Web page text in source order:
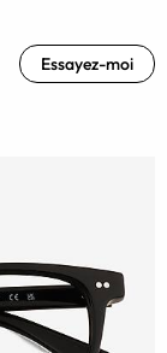
Essayez-moi